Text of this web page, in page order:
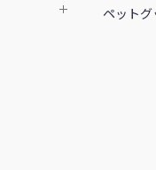
ペット